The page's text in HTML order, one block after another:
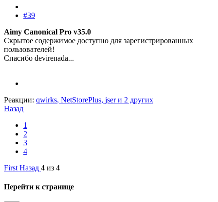
#39
Aimy Canonical Pro v35.0
Скрытое содержимое доступно для зарегистрированных
пользователей!
Спасибо devirenada...
Реакции: qwirks, NetStorePlus, jserи 2 других
Назад
1
2
3
4
First Назад 4 из 4
Перейти к странице